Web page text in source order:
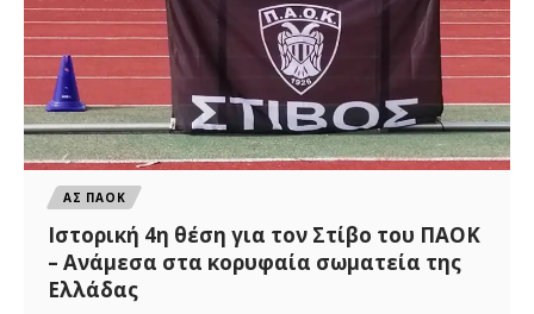
ΑΣ ΠΑΟΚ
Ιστορική 4η θέση για τον Στίβο του ΠΑΟΚ
– Ανάμεσα στα κορυφαία σωματεία της
Ελλάδας